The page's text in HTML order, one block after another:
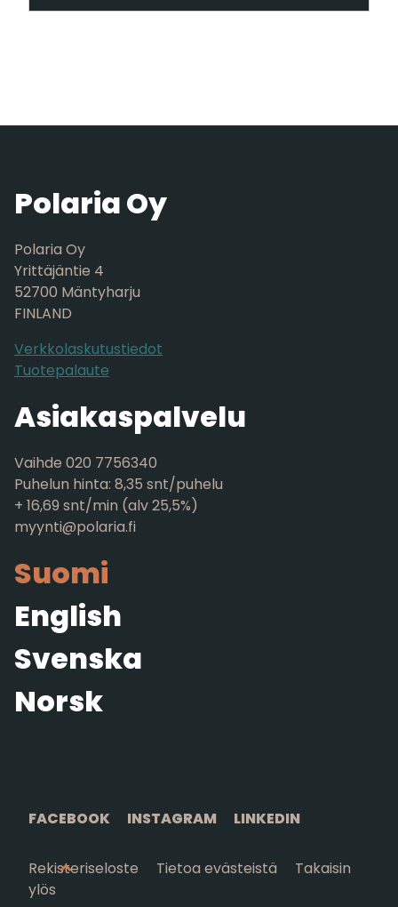
Polaria Oy
Polaria Oy
Yrittäjäntie 4
52700 Mäntyharju
FINLAND
Verkkolaskutustiedot
Tuotepalaute
Asiakaspalvelu
Vaihde 020 7756340
Puhelun hinta: 8,35 snt/puhelu
+ 16,69 snt/min (alv 25,5%)
myynti@polaria.fi
Suomi
English
Svenska
Norsk
FACEBOOK INSTAGRAM LINKEDIN
Rekisteriseloste Tietoa evästeistä
Takaisin
ylös